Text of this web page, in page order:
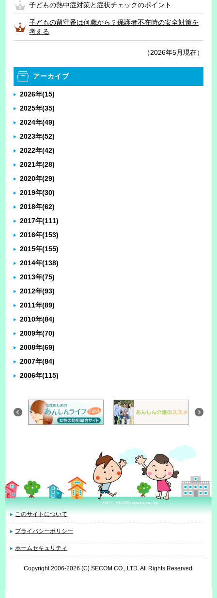
子どもの熱中症対策と症状チェックのポイント
子どもの留守番は何歳から？保護者不在時の安全対策を
考える
（2026年5月現在）
アーカイブ
2026年(15)
2025年(35)
2024年(49)
2023年(52)
2022年(42)
2021年(28)
2020年(29)
2019年(30)
2018年(62)
2017年(111)
2016年(153)
2015年(155)
2014年(138)
2013年(75)
2012年(93)
2011年(89)
2010年(84)
2009年(70)
2008年(69)
2007年(84)
2006年(115)
このサイトについて
プライバシーポリシー
ホームセキュリティ
Copyright 2006-2026 (C) SECOM CO., LTD. All Rights Reserved.